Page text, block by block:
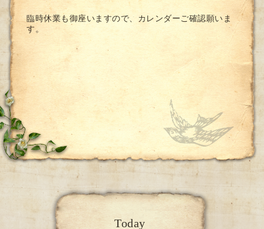
臨時休業も御座いますので、カレンダーご確認願いま
す。
Today